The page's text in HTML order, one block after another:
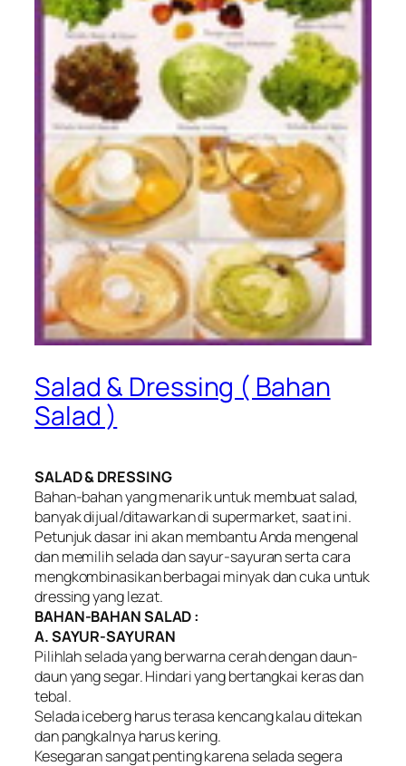
Salad & Dressing ( Bahan
Salad )
SALAD & DRESSING
Bahan-bahan yang menarik untuk membuat salad,
banyak dijual/ditawarkan di supermarket, saat ini.
Petunjuk dasar ini akan membantu Anda mengenal
dan memilih selada dan sayur-sayuran serta cara
mengkombinasikan berbagai minyak dan cuka untuk
dressing yang lezat.
BAHAN-BAHAN SALAD :
A. SAYUR-SAYURAN
Pilihlah selada yang berwarna cerah dengan daun-
daun yang segar. Hindari yang bertangkai keras dan
tebal.
Selada iceberg harus terasa kencang kalau ditekan
dan pangkalnya harus kering.
Kesegaran sangat penting karena selada segera